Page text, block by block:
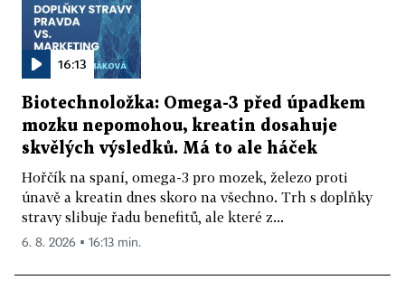
16:13
Biotechnoložka: Omega-3 před úpadkem
mozku nepomohou, kreatin dosahuje
skvělých výsledků. Má to ale háček
Hořčík na spaní, omega-3 pro mozek, železo proti
únavě a kreatin dnes skoro na všechno. Trh s doplňky
stravy slibuje řadu benefitů, ale které z...
6. 8. 2026 ▪ 16:13 min.